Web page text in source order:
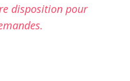
disposition pour